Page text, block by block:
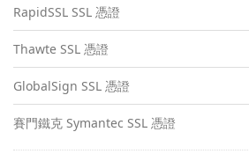
RapidSSL SSL 憑證
Thawte SSL 憑證
GlobalSign SSL 憑證
賽門鐵克 Symantec SSL 憑證